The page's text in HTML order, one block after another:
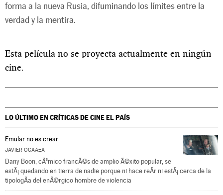
forma a la nueva Rusia, difuminando los límites entre la
verdad y la mentira.
Esta película no se proyecta actualmente en ningún
cine.
LO ÚLTIMO EN CRÍTICAS DE CINEEL PAÍS
Emular no es crear
JAVIER OCAÃ±A
Dany Boon, cÃ³mico francÃ©s de amplio Ã©xito popular, se
estÃ¡ quedando en tierra de nadie porque ni hace reÃ­r ni estÃ¡ cerca de la
tipologÃ­a del enÃ©rgico hombre de violencia